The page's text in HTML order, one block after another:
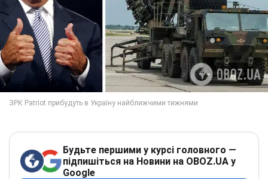
Будьте першими у курсі головного —
підпишіться на Новини на OBOZ.UA у
Google